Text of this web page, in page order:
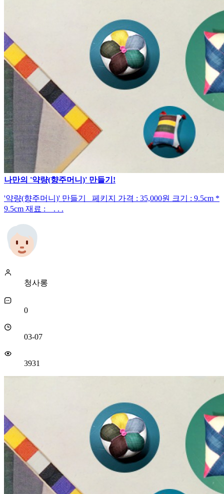
나만의 '약량(향주머니)' 만들기!
'약량(향주머니)' 만들기 페키지 가격 : 35,000원 크기 : 9.5cm *
9.5cm 재료 : . . .
청사롱
0
03-07
3931